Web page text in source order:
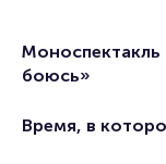
Моноспектакль
боюсь»
Время, в